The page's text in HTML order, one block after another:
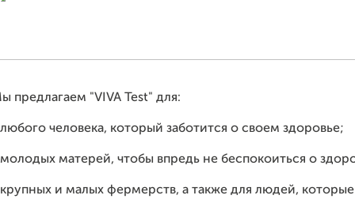
предлагаем "VIVA Test" для:
человека, который заботится о своем здоровье;
матерей, чтобы впредь не беспокоиться о
и малых фермерств, а также для людей,